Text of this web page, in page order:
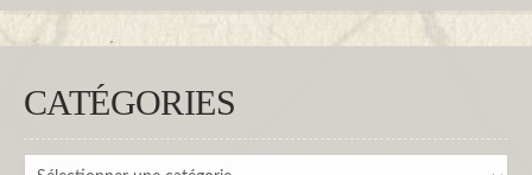
CATÉGORIES
Catégories